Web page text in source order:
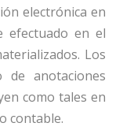
electrónica en
efectuado en el
Los
de anotaciones
como tales en
contable.